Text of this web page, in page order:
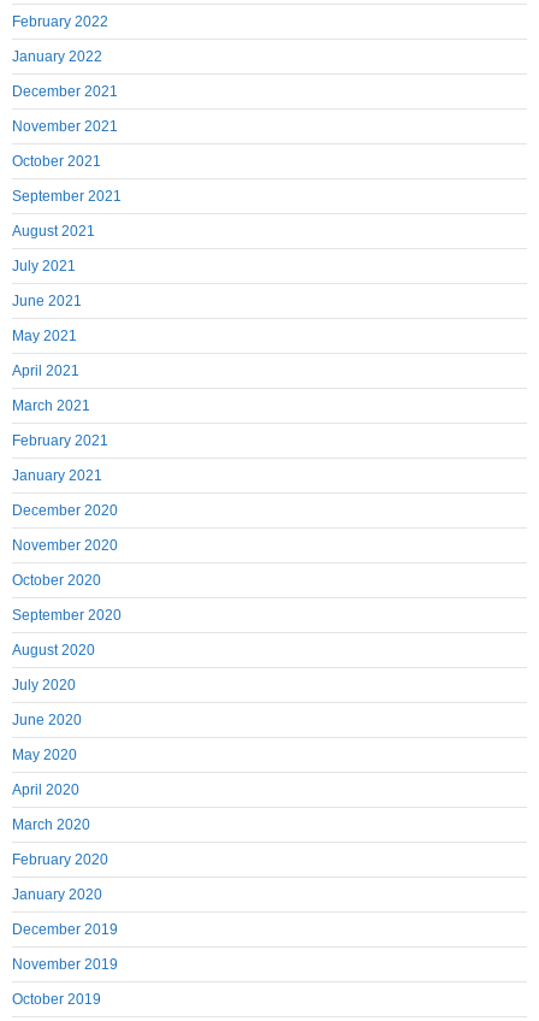
February 2022
January 2022
December 2021
November 2021
October 2021
September 2021
August 2021
July 2021
June 2021
May 2021
April 2021
March 2021
February 2021
January 2021
December 2020
November 2020
October 2020
September 2020
August 2020
July 2020
June 2020
May 2020
April 2020
March 2020
February 2020
January 2020
December 2019
November 2019
October 2019